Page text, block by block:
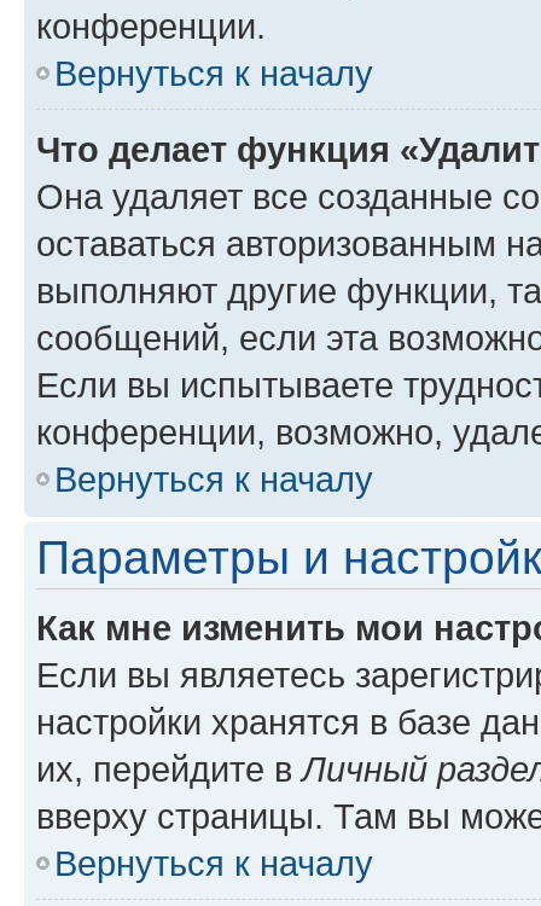
конференции.
Вернуться к началу
Что делает функция
Она удаляет все созданные
оставаться авторизованным
выполняют другие функции,
сообщений, если эта
Если вы испытываете
конференции, возможно,
Вернуться к началу
Параметры и
Как мне изменить мои
Если вы являетесь
настройки хранятся в базе
их, перейдите вЛичный
вверху страницы. Там вы
Вернуться к началу